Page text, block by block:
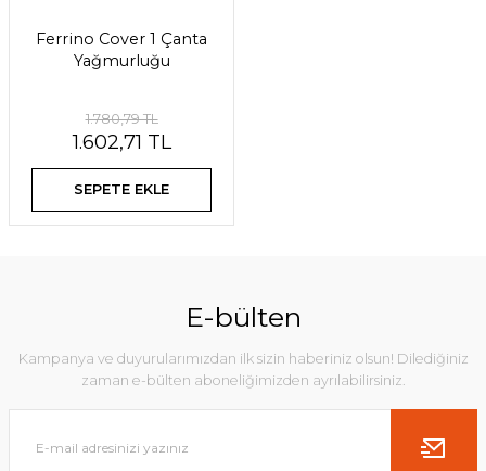
Ferrino Cover 1 Çanta
Yağmurluğu
1.780,79 TL
1.602,71 TL
SEPETE EKLE
E-bülten
Kampanya ve duyurularımızdan ilk sizin haberiniz olsun! Dilediğiniz
zaman e-bülten aboneliğimizden ayrılabilirsiniz.